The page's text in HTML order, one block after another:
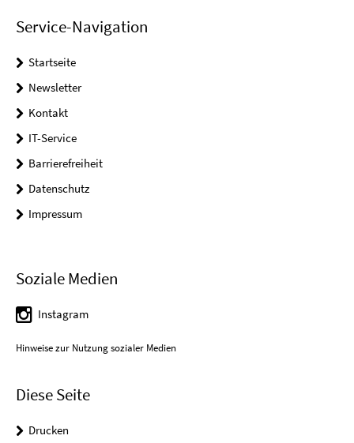
Service-Navigation
Startseite
Newsletter
Kontakt
IT-Service
Barrierefreiheit
Datenschutz
Impressum
Soziale Medien
Instagram
Hinweise zur Nutzung sozialer Medien
Diese Seite
Drucken